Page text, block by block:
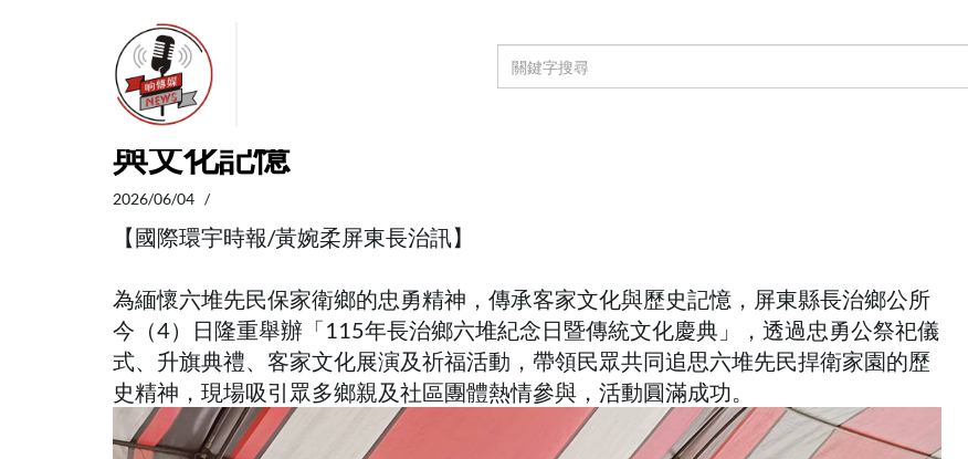
地方新聞
屏東長治鄉六堆紀念日盛大舉行 傳承客家忠勇精神
與文化記憶
2026/06/04 /
【國際環宇時報/黃婉柔屏東長治訊】
為緬懷六堆先民保家衛鄉的忠勇精神，傳承客家文化與歷史記憶，屏東縣長治鄉公所
今（4）日隆重舉辦「115年長治鄉六堆紀念日暨傳統文化慶典」，透過忠勇公祭祀儀
式、升旗典禮、客家文化展演及祈福活動，帶領民眾共同追思六堆先民捍衛家園的歷
史精神，現場吸引眾多鄉親及社區團體熱情參與，活動圓滿成功。